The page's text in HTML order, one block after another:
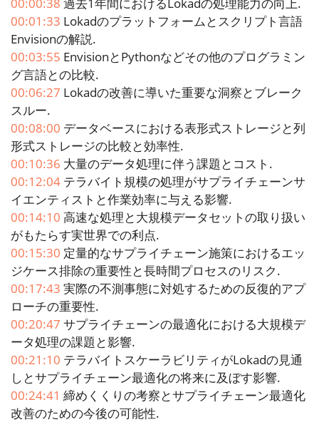
00:01:33 Lokadのプラットフォームとスクリプト言語
Envisionの解説.
00:03:55 EnvisionとPythonなどその他のプログラミン
グ言語との比較.
00:06:27 Lokadの改善に導いた重要な洞察とブレーク
スルー.
00:08:00 データベースにおける表形式ストレージと列
形式ストレージの比較と効率性.
00:10:36 大量のデータ処理に伴う課題とコスト.
00:12:04 テラバイト規模の処理がサプライチェーンサ
イエンティストと作業効率に与える影響.
00:14:10 高速な処理と大規模データセットの取り扱い
がもたらす実世界での利点.
00:15:30 定量的なサプライチェーン施策におけるエッ
ジケース排除の重要性と長時間プロセスのリスク.
00:17:43 実際の不測事態に対処するための反復的アプ
ローチの重要性.
00:20:47 サプライチェーンの最適化における大規模デ
ータ処理の課題と影響.
00:21:10 テラバイトスケーラビリティがLokadの見通
しとサプライチェーン最適化の将来に及ぼす影響.
00:24:41 締めくくりの考察とサプライチェーン最適化
改善のための今後の可能性.